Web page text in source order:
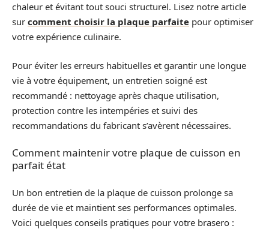
chaleur et évitant tout souci structurel. Lisez notre article
sur comment choisir la plaque parfaite pour optimiser
votre expérience culinaire.
Pour éviter les erreurs habituelles et garantir une longue
vie à votre équipement, un entretien soigné est
recommandé : nettoyage après chaque utilisation,
protection contre les intempéries et suivi des
recommandations du fabricant s’avèrent nécessaires.
Comment maintenir votre plaque de cuisson en
parfait état
Un bon entretien de la plaque de cuisson prolonge sa
durée de vie et maintient ses performances optimales.
Voici quelques conseils pratiques pour votre brasero :